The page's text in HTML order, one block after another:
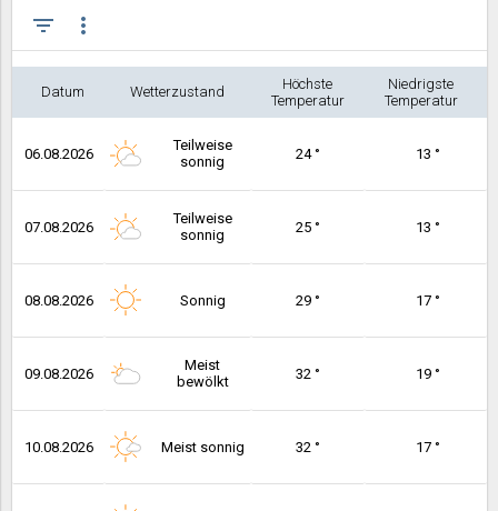
filter_list more_vert
Datum Wetterzustand
Höchste
Temperatur
Niedrigste
Temperatur
06.08.2026
Teilweise
sonnig
24 ° 13 °
07.08.2026
Teilweise
sonnig
25 ° 13 °
08.08.2026 Sonnig 29 ° 17 °
09.08.2026
Meist
bewölkt
32 ° 19 °
10.08.2026 Meist sonnig 32 ° 17 °